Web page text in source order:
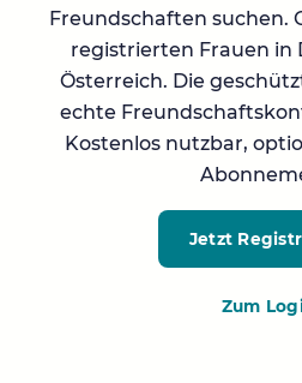
Freundschaften suchen.
registrierten Frauen in
Österreich. Die
echte
Kostenlos nutzbar,
Jetzt
Zum